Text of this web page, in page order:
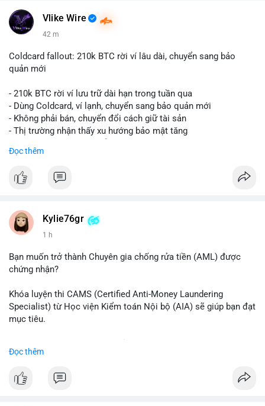
premium, PVA, aged với giá tốt nhất!
Vlike Wire
42 m
Coldcard fallout: 210k BTC rời ví lâu dài, chuyển sang bảo
quản mới
- 210k BTC rời ví lưu trữ dài hạn trong tuần qua
- Dùng Coldcard, ví lạnh, chuyển sang bảo quản mới
- Không phải bán, chuyển đổi cách giữ tài sản
- Thị trường nhận thấy xu hướng bảo mật tăng
#vlikevn #titanbot
Đọc thêm
Kylie76gr
1 h
Bạn muốn trở thành Chuyên gia chống rửa tiền (AML) được
chứng nhận?
Khóa luyện thi CAMS (Certified Anti-Money Laundering
Specialist) từ Học viện Kiểm toán Nội bộ (AIA) sẽ giúp bạn đạt
mục tiêu.
gồm tài liệu toàn diện, câu hỏi thực hành, bài thi thử sát thực
Đọc thêm